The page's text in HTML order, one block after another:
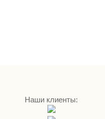
Наши клиенты: